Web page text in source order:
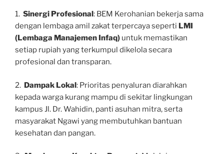
1. Sinergi Profesional: BEM Kerohanian bekerja sama
dengan lembaga amil zakat terpercaya seperti LMI
(Lembaga Manajemen Infaq) untuk memastikan
setiap rupiah yang terkumpul dikelola secara
profesional dan transparan.
2. Dampak Lokal: Prioritas penyaluran diarahkan
kepada warga kurang mampu di sekitar lingkungan
kampus Jl. Dr. Wahidin, panti asuhan mitra, serta
masyarakat Ngawi yang membutuhkan bantuan
kesehatan dan pangan.